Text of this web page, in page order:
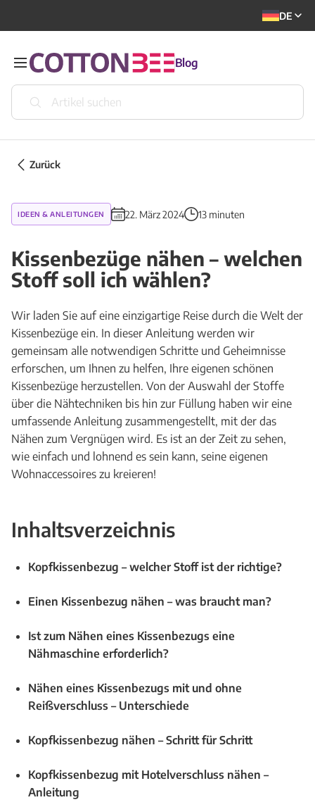
DE
Blog
Zurück
IDEEN & ANLEITUNGEN 22. März 2024 13 minuten
Kissenbezüge nähen – welchen
Stoff soll ich wählen?
Wir laden Sie auf eine einzigartige Reise durch die Welt der
Kissenbezüge ein. In dieser Anleitung werden wir
gemeinsam alle notwendigen Schritte und Geheimnisse
erforschen, um Ihnen zu helfen, Ihre eigenen schönen
Kissenbezüge herzustellen. Von der Auswahl der Stoffe
über die Nähtechniken bis hin zur Füllung haben wir eine
umfassende Anleitung zusammengestellt, mit der das
Nähen zum Vergnügen wird. Es ist an der Zeit zu sehen,
wie einfach und lohnend es sein kann, seine eigenen
Wohnaccessoires zu kreieren!
Inhaltsverzeichnis
Kopfkissenbezug – welcher Stoff ist der richtige?
Einen Kissenbezug nähen – was braucht man?
Ist zum Nähen eines Kissenbezugs eine
Nähmaschine erforderlich?
Nähen eines Kissenbezugs mit und ohne
Reißverschluss – Unterschiede
Kopfkissenbezug nähen – Schritt für Schritt
Kopfkissenbezug mit Hotelverschluss nähen –
Anleitung